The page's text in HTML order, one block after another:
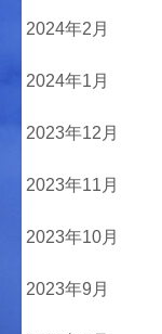
2024年2月
2024年1月
2023年12月
2023年11月
2023年10月
2023年9月